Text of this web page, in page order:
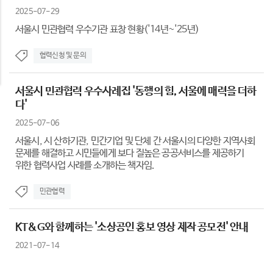
2025-07-29
서울시 민관협력 우수기관 표창 현황('14년~'25년)
협력신청 및 문의
서울시 민관협력 우수사례집 '동행의 힘, 서울에 매력을 더하
다'
2025-07-06
서울시, 시 산하기관, 민간기업 및 단체 간 서울시의 다양한 지역사회
문제를 해결하고 시민들에게 보다 질높은 공공서비스를 제공하기
위한 협력사업 사례를 소개하는 책자임.
민관협력
KT&G와 함께하는 '소상공인 홍보 영상 제작 공모전' 안내
2021-07-14